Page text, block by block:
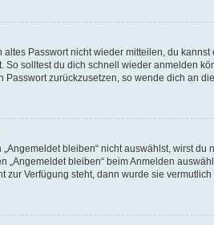
Passwort nicht wieder mitteilen, du
So solltest du dich schnell wieder anmelden
zurückzusetzen, so wende dich an
bleiben“ nicht auswählst, wirst
„Angemeldet bleiben“ beim Anmelden
zur Verfügung steht, dann wurde sie